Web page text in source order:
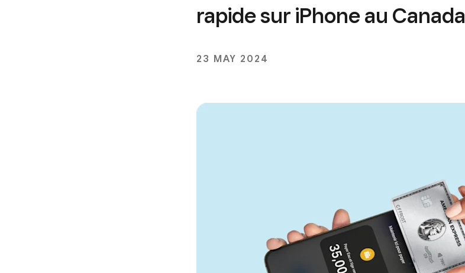
rapide sur iPhone au Canada
23 MAY 2024